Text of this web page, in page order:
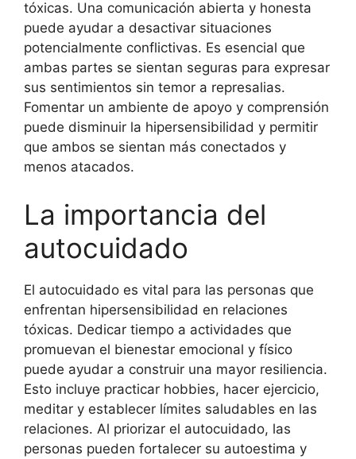
tóxicas. Una comunicación abierta y honesta
puede ayudar a desactivar situaciones
potencialmente conflictivas. Es esencial que
ambas partes se sientan seguras para expresar
sus sentimientos sin temor a represalias.
Fomentar un ambiente de apoyo y comprensión
puede disminuir la hipersensibilidad y permitir
que ambos se sientan más conectados y
menos atacados.
La importancia del
autocuidado
El autocuidado es vital para las personas que
enfrentan hipersensibilidad en relaciones
tóxicas. Dedicar tiempo a actividades que
promuevan el bienestar emocional y físico
puede ayudar a construir una mayor resiliencia.
Esto incluye practicar hobbies, hacer ejercicio,
meditar y establecer límites saludables en las
relaciones. Al priorizar el autocuidado, las
personas pueden fortalecer su autoestima y